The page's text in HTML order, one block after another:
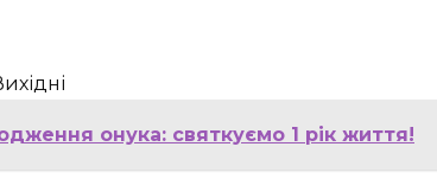
онука: святкуємо 1 рік життя!